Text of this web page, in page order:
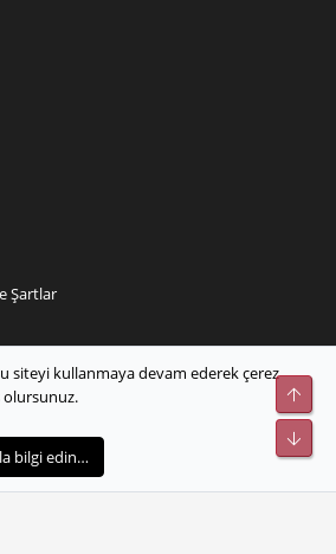
Şartlar
siteyi kullanmaya devam ederek çerez
olursunuz.
bilgi edin…